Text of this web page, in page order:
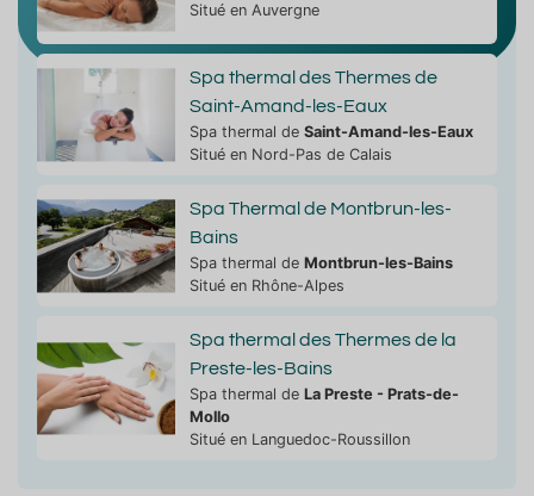
Situé en Auvergne
Spa thermal des Thermes de
Saint-Amand-les-Eaux
Spa thermal de Saint-Amand-les-Eaux
Situé en Nord-Pas de Calais
Spa Thermal de Montbrun-les-
Bains
Spa thermal de Montbrun-les-Bains
Situé en Rhône-Alpes
Spa thermal des Thermes de la
Preste-les-Bains
Spa thermal de La Preste - Prats-de-
Mollo
Situé en Languedoc-Roussillon